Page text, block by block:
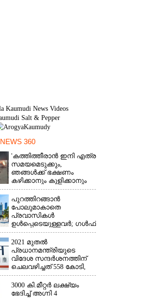
NEWS 360
'കത്തിത്തീരാൻ ഇനി എത്ര
സമയമെടുക്കും,
ഞങ്ങൾക്ക് ഭക്ഷണം
കഴിക്കാനും കുളിക്കാനും
ഉള്ളതാണ്': അച്ഛന്റെ
സംസ്കാരചടങ്ങിനിടെ
മക്കൾ
പുറത്തിറങ്ങാൻ
പോലുമാകാതെ
പ്രവാസികൾ
ഉൾപ്പെടെയുള്ളവർ; ഗൾഫ്
രാജ്യത്ത് സ്ഥിതി രൂക്ഷം
2021 മുതൽ
പ്രധാനമന്ത്രിയുടെ
വിദേശ സന്ദർശനത്തിന്
ചെലവഴിച്ചത് 558 കോടി,
രാജ്യത്തെത്തിയത് 381.8
ബില്യൺ ഡോളറിന്റെ
നിക്ഷേപം
3000 കി.മീറ്റർ ലക്ഷ്യം
ഭേദിച്ച് അഗ്നി 4